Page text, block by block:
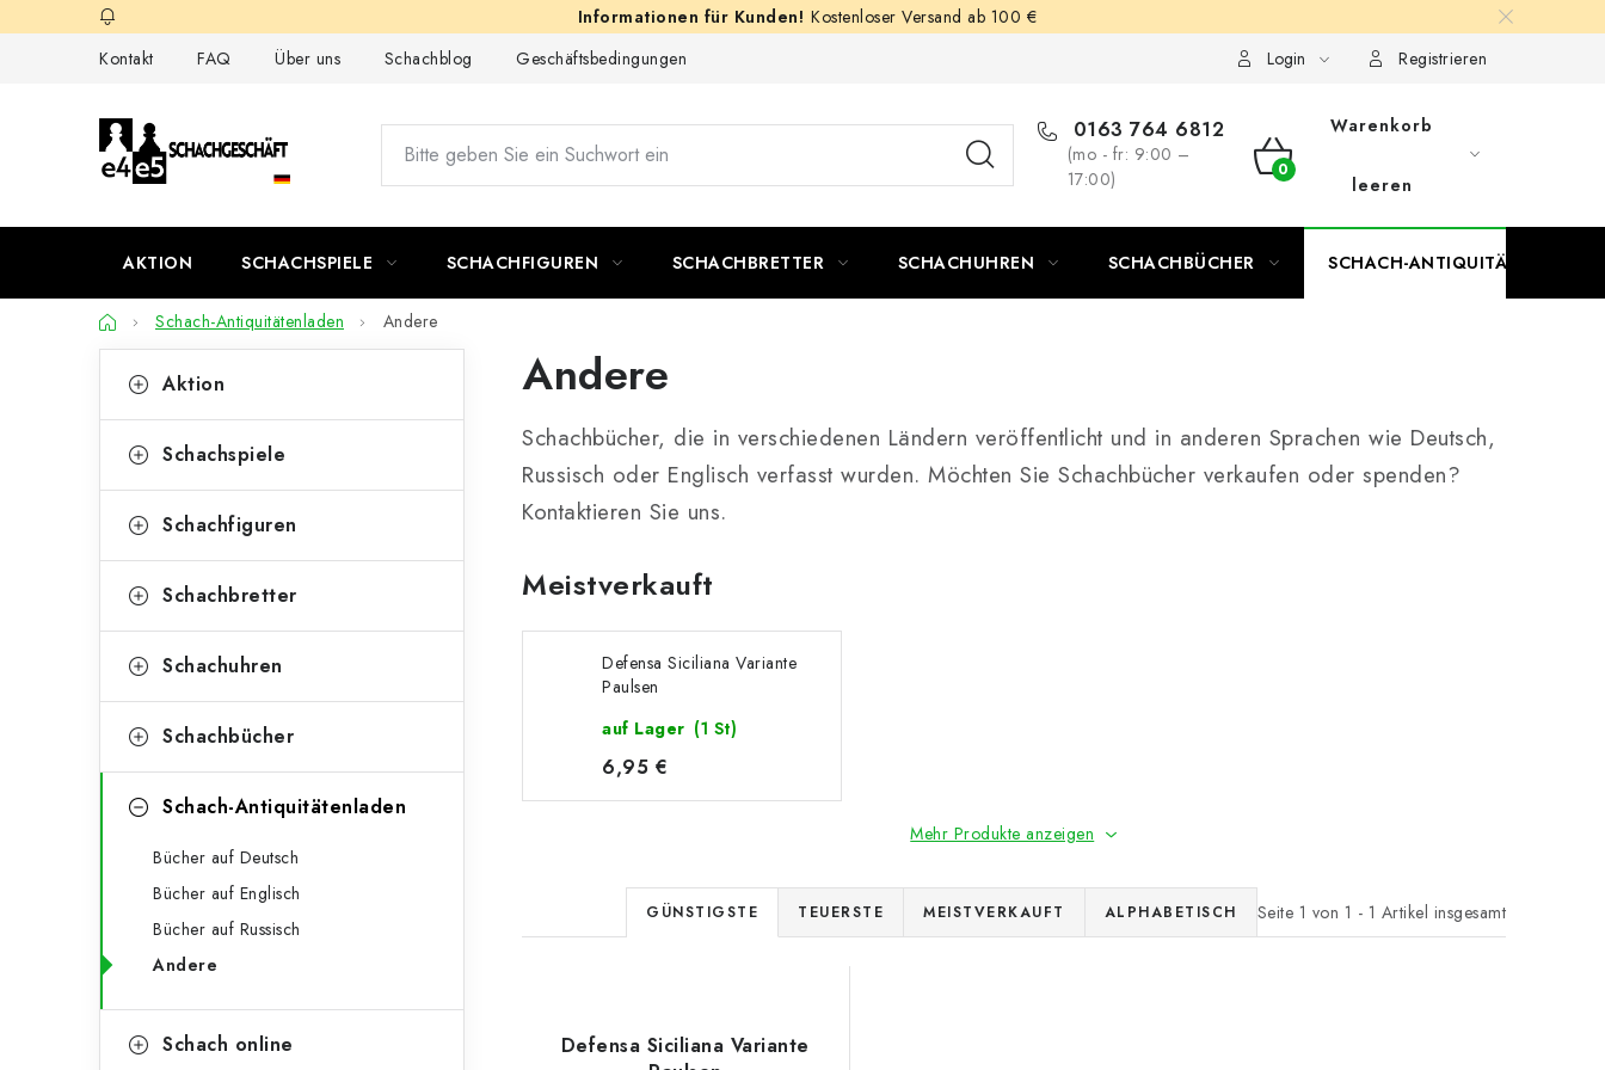
Inhalt
Kostenloser Versand ab 100 €
Kontakt
FAQ Über uns Schachblog Geschäftsbedingungen Login Registrieren
0163 764 6812
(mo - fr: 9:00 –
17:00)
WARENKORB
Warenkorb
leeren
AKTION SCHACHSPIELE SCHACHFIGUREN SCHACHBRETTER SCHACHUHREN SCHACHBÜCHER SCHACH-ANTIQUITÄTENLADEN
StartseiteSchach-Antiquitätenladen Andere
e
t
e
l
e
s
überspringen
a
e
o
i
Aktion
Schachspiele
Schachfiguren
Schachbretter
Schachuhren
Schachbücher
Schach-Antiquitätenladen
Bücher auf Deutsch
Bücher auf Englisch
Bücher auf Russisch
Andere
Schach online
Andere
Schachbücher, die in verschiedenen Ländern veröffentlicht und in anderen Sprachen wie Deutsch,
Russisch oder Englisch verfasst wurden. Möchten Sie Schachbücher verkaufen oder spenden?
Kontaktieren Sie uns.
Meistverkauft
Defensa Siciliana Variante
Paulsen
auf Lager (1 St)
6,95 €
Mehr Produkte anzeigen
Seite 1 von 1 - 1 Artikel insgesamt
r
d
GÜNSTIGSTE TEUERSTE MEISTVERKAUFT ALPHABETISCH
Defensa Siciliana Variante